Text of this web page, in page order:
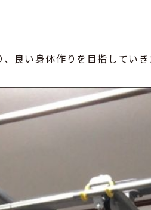
良い身体作りを目指していき